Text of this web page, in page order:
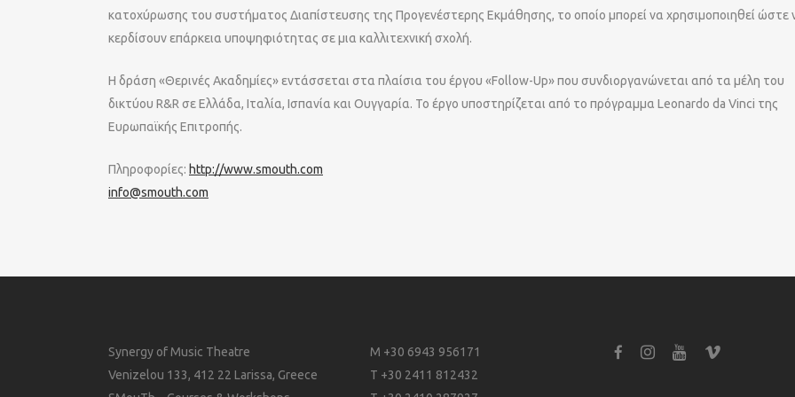
κατοχύρωσης του συστήματος Διαπίστευσης της Προγενέστερης Εκμάθησης, το οποίο μπορεί να χρησιμοποιηθεί ώστε
κερδίσουν επάρκεια υποψηφιότητας σε μια καλλιτεχνική σχολή.
Η δράση «Θερινές Ακαδημίες» εντάσσεται στα πλαίσια του έργου «Follow-Up» που συνδιοργανώνεται από τα μέλη του
δικτύου R&R σε Ελλάδα, Ιταλία, Ισπανία και Ουγγαρία. Το έργο υποστηρίζεται από το πρόγραμμα Leonardo da Vinci της
Ευρωπαϊκής Επιτροπής.
Πληροφορίες: http://www.smouth.com
info@smouth.com
Synergy of Music Theatre
Venizelou 133, 412 22 Larissa, Greece
M +30 6943 956171
T +30 2411 812432